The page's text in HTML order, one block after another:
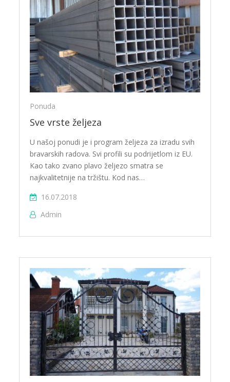
Ponuda
Sve vrste željeza
U našoj ponudi je i program željeza za izradu svih
bravarskih radova. Svi profili su podrijetlom iz EU.
Kao tako zvano plavo željezo smatra se
najkvalitetnije na tržištu. Kod nas…
16.07.2018
Admin